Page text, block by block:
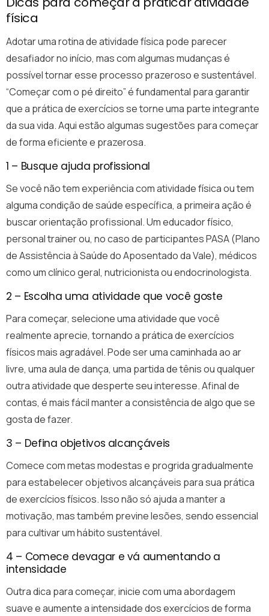
física
Adotar uma rotina de atividade física pode parecer
desafiador no início, mas com algumas mudanças é
possível tornar esse processo prazeroso e sustentável.
“Começar com o pé direito” é fundamental para garantir
que a prática de exercícios se torne uma parte integrante
da sua vida. Aqui estão algumas sugestões para começar
de forma eficiente e prazerosa.
1 – Busque ajuda profissional
Se você não tem experiência com atividade física ou tem
alguma condição de saúde específica, a primeira ação é
buscar orientação profissional. Um educador físico,
personal trainer ou, no caso de participantes PASA (Plano
de Assistência à Saúde do Aposentado da Vale), médicos
como um clínico geral, nutricionista ou endocrinologista.
2 – Escolha uma atividade que você goste
Para começar, selecione uma atividade que você
realmente aprecie, tornando a prática de exercícios
físicos mais agradável. Pode ser uma caminhada ao ar
livre, uma aula de dança, uma partida de tênis ou qualquer
outra atividade que desperte seu interesse. Afinal de
contas, é mais fácil manter a consistência de algo que se
gosta de fazer.
3 – Defina objetivos alcançáveis
Comece com metas modestas e progrida gradualmente
para estabelecer objetivos alcançáveis para sua prática
de exercícios físicos. Isso não só ajuda a manter a
motivação, mas também previne lesões, sendo essencial
para cultivar um hábito sustentável.
4 – Comece devagar e vá aumentando a
intensidade
Outra dica para começar, inicie com uma abordagem
suave e aumente a intensidade dos exercícios de forma